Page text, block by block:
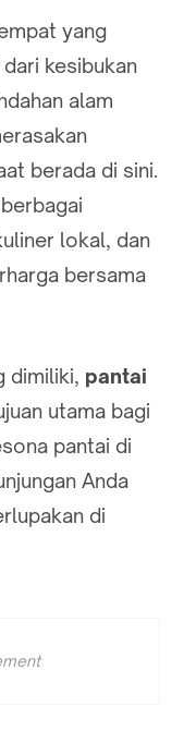
yang
kesibukan
alam
berada di sini.
lokal, dan
bersama
dimiliki, pantai
utama bagi
pantai di
Anda
di